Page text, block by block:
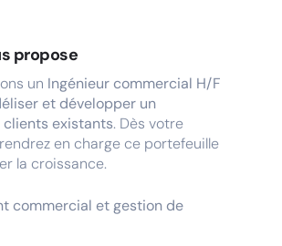
propose
un Ingénieur commercial H/F
et développer un
existants. Dès votre
en charge ce portefeuille
la croissance.
commercial et gestion de